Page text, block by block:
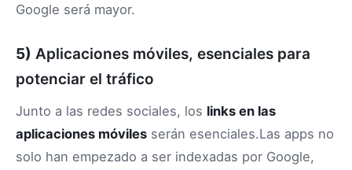
Google será mayor.
5) Aplicaciones móviles, esenciales para
potenciar el tráfico
Junto a las redes sociales, los links en las
aplicaciones móviles serán esenciales.Las apps no
solo han empezado a ser indexadas por Google,